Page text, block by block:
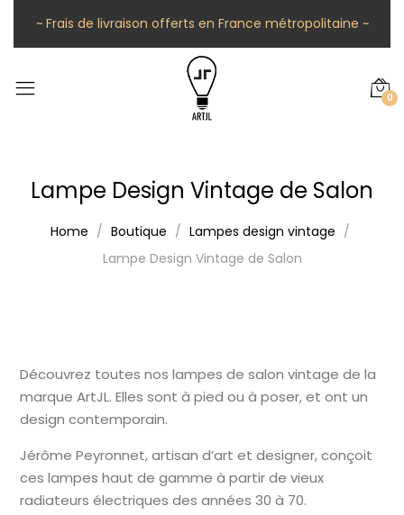
~ Frais de livraison offerts en France métropolitaine ~
0
Lampe Design Vintage de Salon
Home Boutique
Lampes design vintage
Lampe Design Vintage de Salon
Découvrez toutes nos lampes de salon vintage de la
marque ArtJL. Elles sont à pied ou à poser, et ont un
design contemporain.
Jérôme Peyronnet, artisan d’art et designer, conçoit
ces lampes haut de gamme à partir de vieux
radiateurs électriques des années 30 à 70.